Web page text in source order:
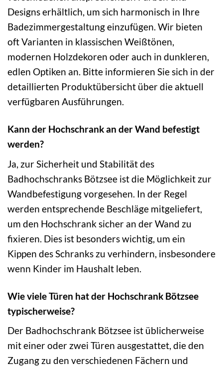
Designs erhältlich, um sich harmonisch in Ihre
Badezimmergestaltung einzufügen. Wir bieten
oft Varianten in klassischen Weißtönen,
modernen Holzdekoren oder auch in dunkleren,
edlen Optiken an. Bitte informieren Sie sich in der
detaillierten Produktübersicht über die aktuell
verfügbaren Ausführungen.
Kann der Hochschrank an der Wand befestigt
werden?
Ja, zur Sicherheit und Stabilität des
Badhochschranks Bötzsee ist die Möglichkeit zur
Wandbefestigung vorgesehen. In der Regel
werden entsprechende Beschläge mitgeliefert,
um den Hochschrank sicher an der Wand zu
fixieren. Dies ist besonders wichtig, um ein
Kippen des Schranks zu verhindern, insbesondere
wenn Kinder im Haushalt leben.
Wie viele Türen hat der Hochschrank Bötzsee
typischerweise?
Der Badhochschrank Bötzsee ist üblicherweise
mit einer oder zwei Türen ausgestattet, die den
Zugang zu den verschiedenen Fächern und